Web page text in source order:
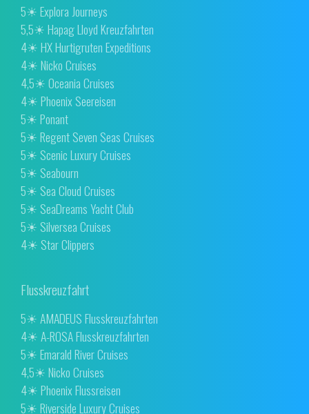
5☀ Explora Journeys
5,5☀ Hapag Lloyd Kreuzfahrten
4☀ HX Hurtigruten Expeditions
4☀ Nicko Cruises
4,5☀ Oceania Cruises
4☀ Phoenix Seereisen
5☀ Ponant
5☀ Regent Seven Seas Cruises
5☀ Scenic Luxury Cruises
5☀ Seabourn
5☀ Sea Cloud Cruises
5☀ SeaDreams Yacht Club
5☀ Silversea Cruises
4☀ Star Clippers
Flusskreuzfahrt
5☀ AMADEUS Flusskreuzfahrten
4☀ A-ROSA Flusskreuzfahrten
5☀ Emarald River Cruises
4,5☀ Nicko Cruises
4☀ Phoenix Flussreisen
5☀ Riverside Luxury Cruises